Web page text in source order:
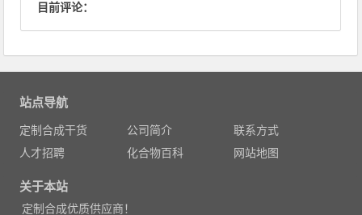
目前评论：
站点导航
定制合成干货 公司简介
联系方式
人才招聘
化合物百科 网站地图
关于本站
定制合成优质供应商！